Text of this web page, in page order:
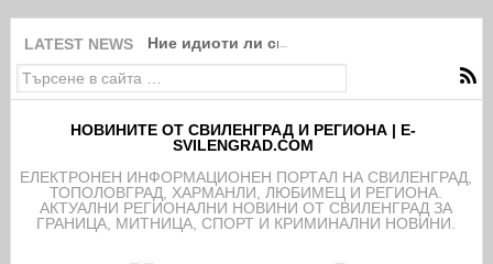
LATEST NEWS Ние идиоти ли сме?!
НОВИНИТЕ ОТ СВИЛЕНГРАД И РЕГИОНА | E-
SVILENGRAD.COM
EЛЕКТРОНЕН ИНФОРМАЦИОНЕН ПОРТАЛ НА СВИЛЕНГРАД,
ТОПОЛОВГРАД, ХАРМАНЛИ, ЛЮБИМЕЦ И РЕГИОНА.
АКТУАЛНИ РЕГИОНАЛНИ НОВИНИ ОТ СВИЛЕНГРАД ЗА
ГРАНИЦА, МИТНИЦА, СПОРТ И КРИМИНАЛНИ НОВИНИ.